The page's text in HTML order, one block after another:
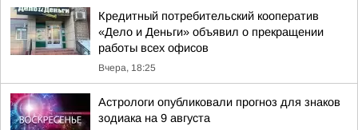
Кредитный потребительский кооператив
«Дело и Деньги» объявил о прекращении
работы всех офисов
Вчера, 18:25
Астрологи опубликовали прогноз для знаков
зодиака на 9 августа